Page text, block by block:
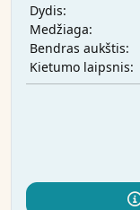
Dydis:
Medžiaga:
Bendras aukštis:
Kietumo laipsnis: